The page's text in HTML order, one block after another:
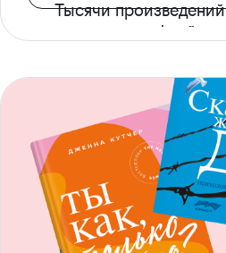
Тысячи произведений
с доступом офлайн